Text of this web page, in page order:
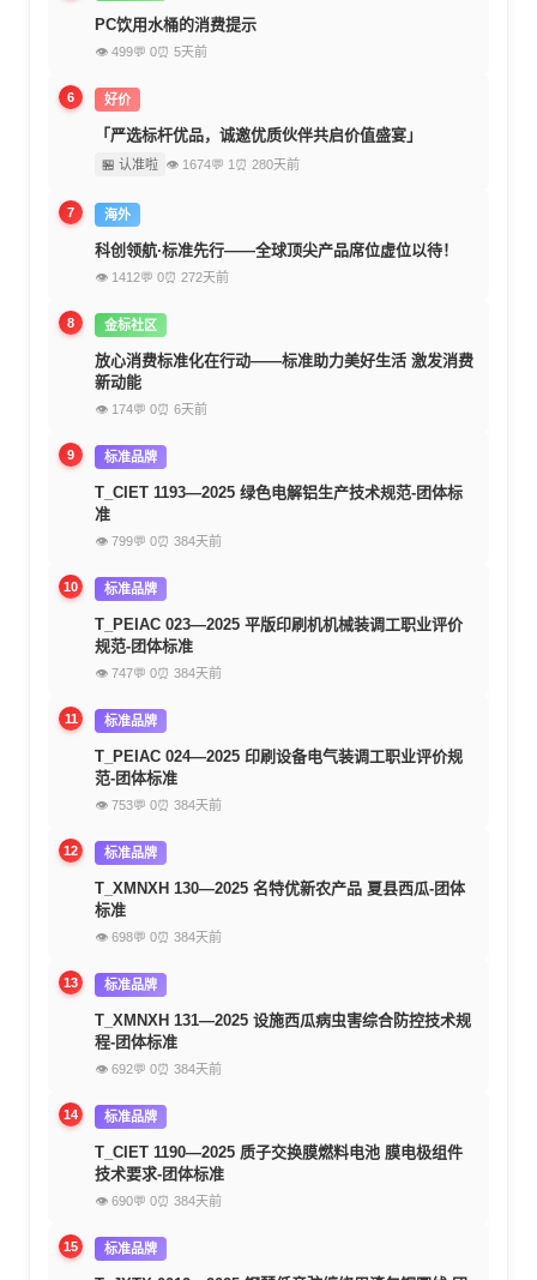
PC饮用水桶的消费提示
👁 499💬 0⏰ 5天前
6 好价
「严选标杆优品，诚邀优质伙伴共启价值盛宴」
🏪 认准啦 👁 1674💬 1 ⏰ 280天前
7 海外
科创领航·标准先行——全球顶尖产品席位虚位以待！
👁 1412💬 0⏰ 272天前
8 金标社区
放心消费标准化在行动——标准助力美好生活 激发消费
新动能
👁 174💬 0⏰ 6天前
9 标准品牌
T_CIET 1193—2025 绿色电解铝生产技术规范-团体标
准
👁 799💬 0⏰ 384天前
10 标准品牌
T_PEIAC 023—2025 平版印刷机机械装调工职业评价
规范-团体标准
👁 747💬 0⏰ 384天前
11 标准品牌
T_PEIAC 024—2025 印刷设备电气装调工职业评价规
范-团体标准
👁 753💬 0⏰ 384天前
12 标准品牌
T_XMNXH 130—2025 名特优新农产品 夏县西瓜-团体
标准
👁 698💬 0⏰ 384天前
13 标准品牌
T_XMNXH 131—2025 设施西瓜病虫害综合防控技术规
程-团体标准
👁 692💬 0⏰ 384天前
14 标准品牌
T_CIET 1190—2025 质子交换膜燃料电池 膜电极组件
技术要求-团体标准
👁 690💬 0⏰ 384天前
15 标准品牌